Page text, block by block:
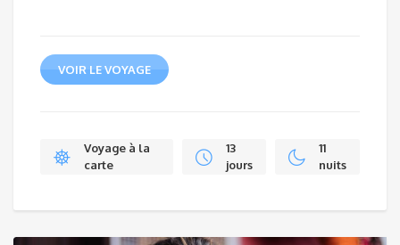
VOIR LE VOYAGE
Voyage à la
carte
13
jours
11
nuits